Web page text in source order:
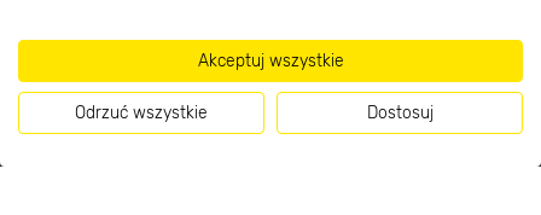
Akceptuj wszystkie
Odrzuć wszystkie Dostosuj
Metody płatności